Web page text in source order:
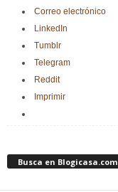
Correo electrónico
LinkedIn
Tumblr
Telegram
Reddit
Imprimir
Busca en Blogicasa.com